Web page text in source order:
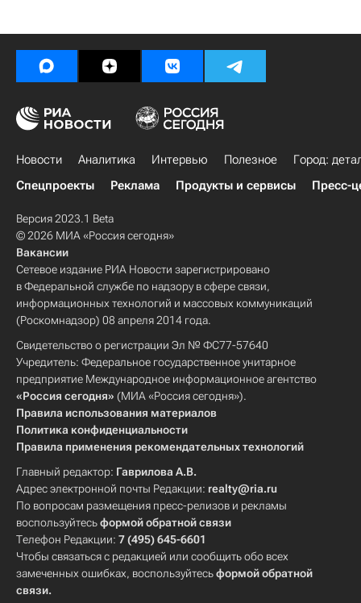
Новости Аналитика Интервью Полезное
Город:
Спецпроекты
Реклама Продукты и сервисы Пресс-
Версия 2023.1 Beta
© 2026 МИА «Россия сегодня»
Вакансии
Сетевое издание РИА Новости зарегистрировано
в Федеральной службе по надзору в сфере связи,
информационных технологий и массовых коммуникаций
(Роскомнадзор) 08 апреля 2014 года.
Свидетельство о регистрации Эл № ФС77-57640
Учредитель: Федеральное государственное унитарное
предприятие Международное информационное агентство
«Россия сегодня» (МИА «Россия сегодня»).
Правила использования материалов
Политика конфиденциальности
Правила применения рекомендательных технологий
Главный редактор: Гаврилова А.В.
Адрес электронной почты Редакции: realty@ria.ru
По вопросам размещения пресс-релизов и рекламы
воспользуйтесьформой обратной связи
Телефон Редакции: 7 (495) 645-6601
Чтобы связаться с редакцией или сообщить обо всех
замеченных ошибках, воспользуйтесьформой обратной
связи.